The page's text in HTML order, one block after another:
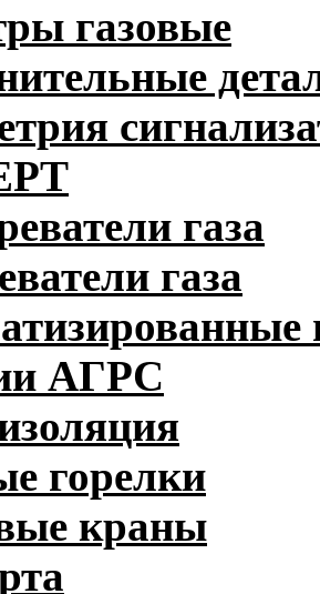
газовые
газа
газа
АГРС
горелки
краны